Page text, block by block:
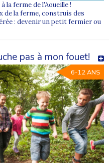
la ferme de l'Aoueille !
de la ferme, construis des
: devenir un petit fermier ou
pas à mon fouet!
6-12 ANS